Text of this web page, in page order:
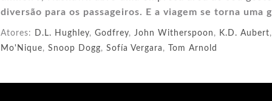
diversão para os passageiros. E a viagem se torna uma
Atores: D.L. Hughley, Godfrey, John Witherspoon , K.D. Aubert,
Mo'Nique, Snoop Dogg, Sofía Vergara , Tom Arnold